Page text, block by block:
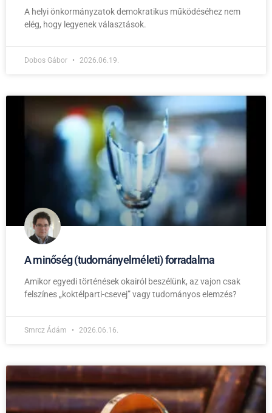
A helyi önkormányzatok demokratikus működéséhez nem
elég, hogy legyenek választások.
Dobos Gábor 2026.06.19.
A minőség (tudományelméleti) forradalma
Amikor egyedi történések okairól beszélünk, az vajon csak
felszínes „koktélparti-csevej” vagy tudományos elemzés?
Smrcz Ádám 2026.06.16.